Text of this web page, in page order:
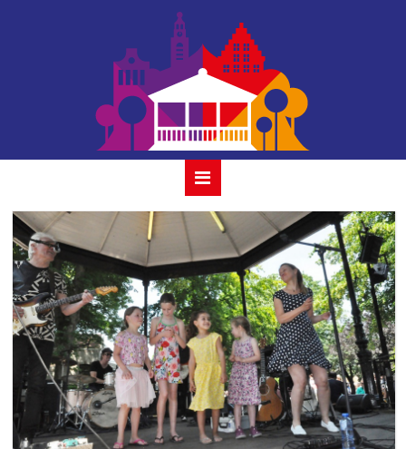
vof de kunst-23-
06-2019- 27